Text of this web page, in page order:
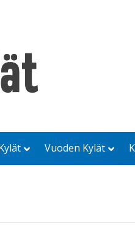
Vuoden Kylät